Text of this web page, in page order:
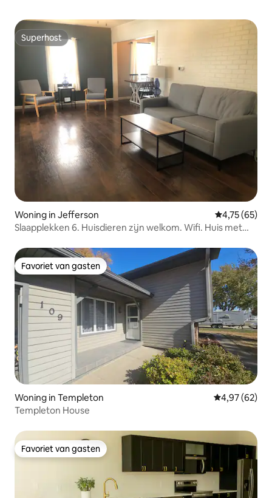
Superhost
Superhost
Woning in Jefferson Gemiddelde
4,75 (65)
Slaapplekken 6. Huisdieren zijn welkom. Wifi. Huis met
Favoriet van gasten
Favoriet van gasten
Woning in Templeton Gemiddelde
4,97 (62)
Templeton House
Favoriet van gasten
Favoriet van gasten